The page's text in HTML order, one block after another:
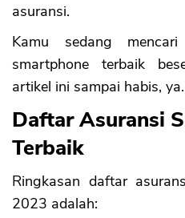
asuransi.
Kamu sedang
smartphone terbaik
artikel ini sampai habis, ya.
Daftar Asuransi
Terbaik
Ringkasan daftar
2023 adalah: